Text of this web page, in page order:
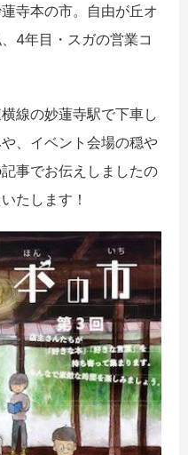
寺本の市。自由が丘オ
4年目・スガの営業コ
線の妙蓮寺駅で下車し
、イベント会場の穏や
事でお伝えしましたの
たします！